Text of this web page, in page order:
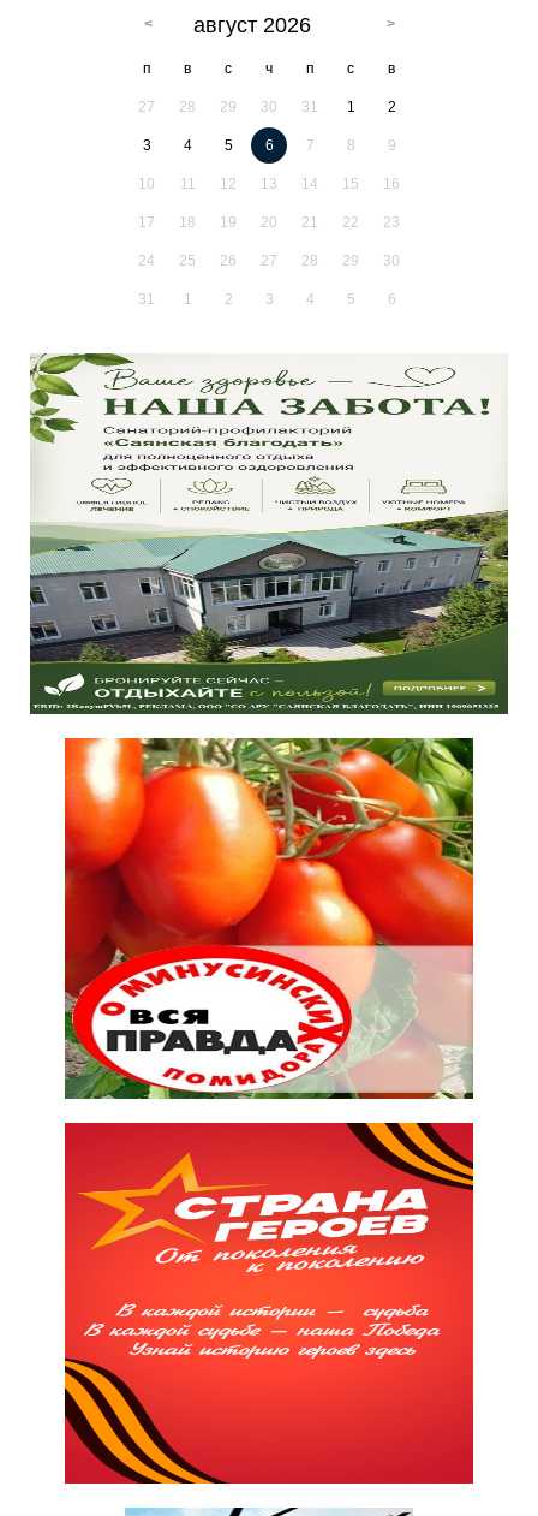
август 2026
п в с ч п с в
27 28 29 30 31 1 2
3 4 5 6 7 8 9
10 11 12 13 14 15 16
17 18 19 20 21 22 23
24 25 26 27 28 29 30
31 1 2 3 4 5 6